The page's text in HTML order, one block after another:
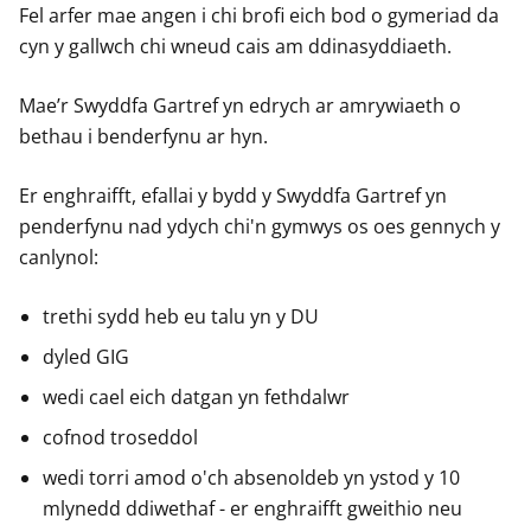
Fel arfer mae angen i chi brofi eich bod o gymeriad da
cyn y gallwch chi wneud cais am ddinasyddiaeth.
Mae’r Swyddfa Gartref yn edrych ar amrywiaeth o
bethau i benderfynu ar hyn.
Er enghraifft, efallai y bydd y Swyddfa Gartref yn
penderfynu nad ydych chi'n gymwys os oes gennych y
canlynol:
trethi sydd heb eu talu yn y DU
dyled GIG
wedi cael eich datgan yn fethdalwr
cofnod troseddol
wedi torri amod o'ch absenoldeb yn ystod y 10
mlynedd ddiwethaf - er enghraifft gweithio neu